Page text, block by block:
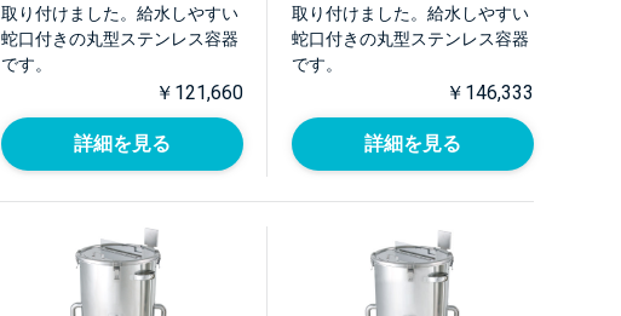
取り付けました。給水しやすい
蛇口付きの丸型ステンレス容器
です。
￥121,660
詳細を見る
取り付けました。給水しやすい
蛇口付きの丸型ステンレス容器
です。
￥146,333
詳細を見る